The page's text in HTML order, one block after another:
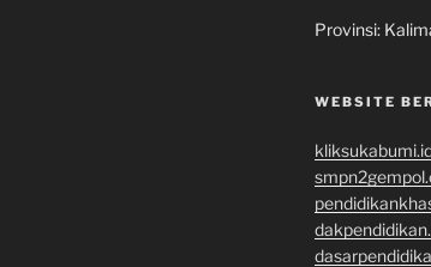
Provinsi:
WEBSITE